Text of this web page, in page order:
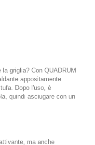
griglia? Con QUADRUM
appositamente
Dopo l'uso, è
quindi asciugare con un
ma anche